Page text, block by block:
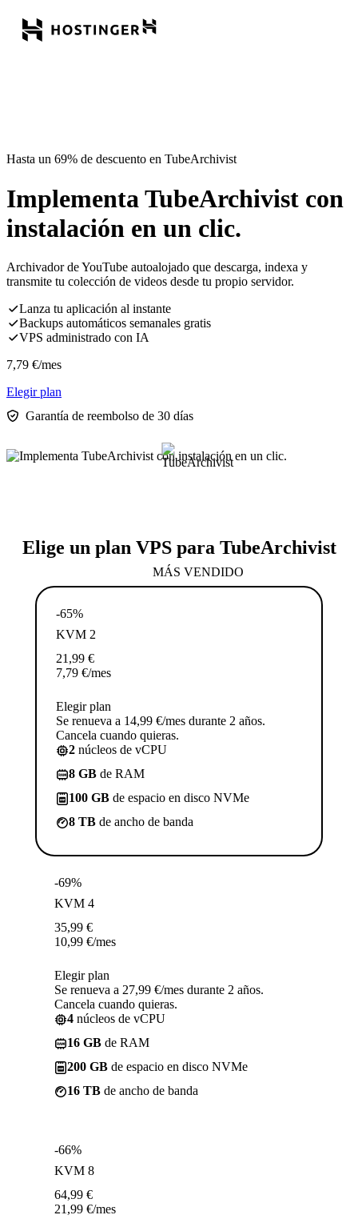
Hasta un 69% de descuento en TubeArchivist
Implementa TubeArchivist con
instalación en un clic.
Archivador de YouTube autoalojado que descarga, indexa y
transmite tu colección de videos desde tu propio servidor.
Lanza tu aplicación al instante
Backups automáticos semanales gratis
VPS administrado con IA
7,79 €/mes
Elegir plan
Garantía de reembolso de 30 días
Elige un plan VPS para TubeArchivist
MÁS VENDIDO
-65%
KVM 2
21,99 €
7,79 €/mes
Elegir plan
Se renueva a 14,99 €/mes durante 2 años.
Cancela cuando quieras.
2 núcleos de vCPU
8 GB de RAM
100 GB de espacio en disco NVMe
8 TB de ancho de banda
-69%
KVM 4
35,99 €
10,99 €/mes
Elegir plan
Se renueva a 27,99 €/mes durante 2 años.
Cancela cuando quieras.
4 núcleos de vCPU
16 GB de RAM
200 GB de espacio en disco NVMe
16 TB de ancho de banda
-66%
KVM 8
64,99 €
21,99 €/mes